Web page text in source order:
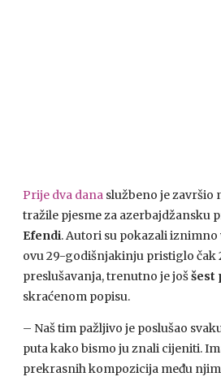
Prije dva dana službeno je završio
tražile pjesme za azerbajdžansku
Efendi. Autori su pokazali iznimno
ovu 29-godišnjakinju pristiglo čak
preslušavanja, trenutno je joššest
skraćenom popisu.
– Naš tim pažljivo je poslušao
puta kako bismo ju znali cijeniti.
prekrasnih kompozicija među